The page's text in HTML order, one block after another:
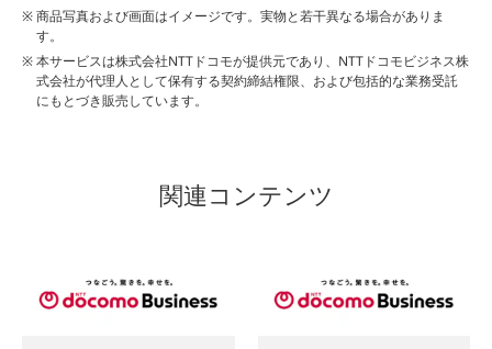
商品写真および画面はイメージです。実物と若干異なる場合がありま
す。
本サービスは株式会社NTTドコモが提供元であり、NTTドコモビジネス株
式会社が代理人として保有する契約締結権限、および包括的な業務受託
にもとづき販売しています。
関連コンテンツ